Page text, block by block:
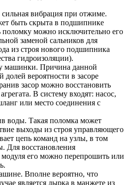
вибрация при отжиме.
быть скрыта в подшипнике
поломку можно исключительно его
заменой сальников для
из строя нового подшипника
гидроизоляции).
машинки. Причина данной
вероятности в засоре
засор можно восстановить
В систему входят: насос,
или место соединения с
воды. Такая поломка может
выходы из строя управляющего
цепь команд на узлы, в том
Для восстановления
модуля его можно перепрошить или
Вполне вероятно, что
является дырка в манжете из